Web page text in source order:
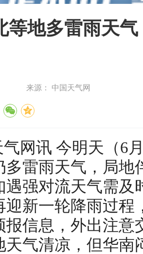
等地多雷雨天
来源： 中国天气网
网讯 今明天（6
多雷雨天气，局地
遇强对流天气需及
迎新一轮降雨过程
报信息，外出注意
天气清凉，但华南